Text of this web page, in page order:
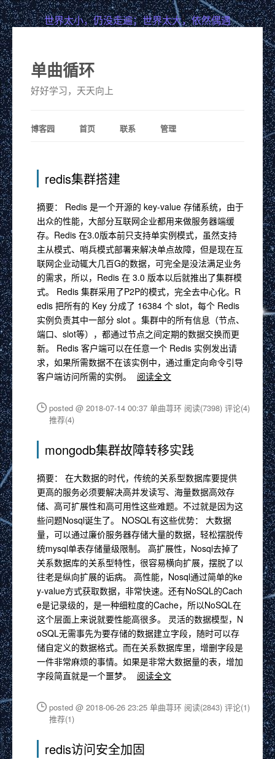
世界太小，仍没走遍；世界太大，依然偶遇
单曲循环
好好学习，天天向上
博客园 首页 联系 管理
redis集群搭建
摘要： Redis 是一个开源的 key-value 存储系统，由于
出众的性能，大部分互联网企业都用来做服务器端缓
存。Redis 在3.0版本前只支持单实例模式，虽然支持
主从模式、哨兵模式部署来解决单点故障，但是现在互
联网企业动辄大几百G的数据，可完全是没法满足业务
的需求，所以，Redis 在 3.0 版本以后就推出了集群模
式。 Redis 集群采用了P2P的模式，完全去中心化。R
edis 把所有的 Key 分成了 16384 个 slot，每个 Redis
实例负责其中一部分 slot 。集群中的所有信息（节点、
端口、slot等），都通过节点之间定期的数据交换而更
新。 Redis 客户端可以在任意一个 Redis 实例发出请
求，如果所需数据不在该实例中，通过重定向命令引导
客户端访问所需的实例。
阅读全文
posted @ 2018-07-14 00:37 单曲荨环 阅读(7398) 评论(4)
推荐(4)
mongodb集群故障转移实践
摘要： 在大数据的时代，传统的关系型数据库要提供
更高的服务必须要解决高并发读写、海量数据高效存
储、高可扩展性和高可用性这些难题。不过就是因为这
些问题Nosql诞生了。 NOSQL有这些优势： 大数据
量，可以通过廉价服务器存储大量的数据，轻松摆脱传
统mysql单表存储量级限制。 高扩展性，Nosql去掉了
关系数据库的关系型特性，很容易横向扩展，摆脱了以
往老是纵向扩展的诟病。 高性能，Nosql通过简单的ke
y-value方式获取数据，非常快速。还有NoSQL的Cach
e是记录级的，是一种细粒度的Cache，所以NoSQL在
这个层面上来说就要性能高很多。 灵活的数据模型，N
oSQL无需事先为要存储的数据建立字段，随时可以存
储自定义的数据格式。而在关系数据库里，增删字段是
一件非常麻烦的事情。如果是非常大数据量的表，增加
字段简直就是一个噩梦。
阅读全文
posted @ 2018-06-26 23:25 单曲荨环 阅读(2843) 评论(1)
推荐(1)
redis访问安全加固